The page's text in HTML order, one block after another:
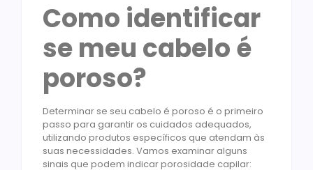
Como identificar
se meu cabelo é
poroso?
Determinar se seu cabelo é poroso é o primeiro
passo para garantir os cuidados adequados,
utilizando produtos específicos que atendam às
suas necessidades. Vamos examinar alguns
sinais que podem indicar porosidade capilar: